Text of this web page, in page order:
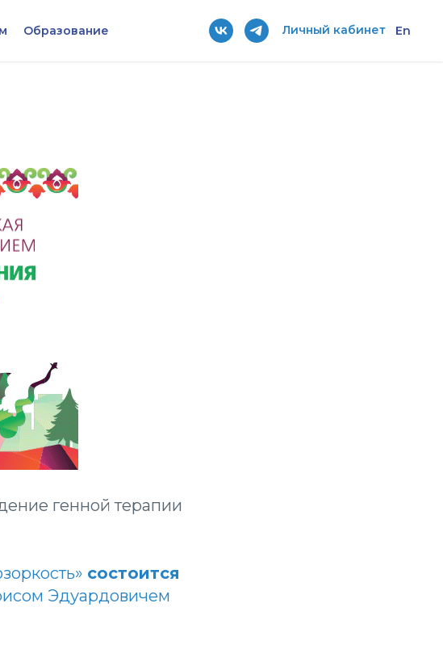
Образование Личный кабинет En
генной терапии
состоится
Эдуардовичем